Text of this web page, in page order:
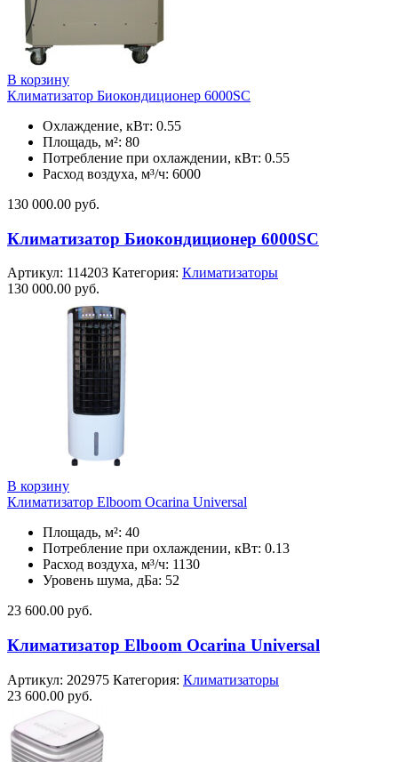
В корзину
Климатизатор Биокондиционер 6000SC
Охлаждение, кВт: 0.55
Площадь, м²: 80
Потребление при охлаждении, кВт: 0.55
Расход воздуха, м³/ч: 6000
130 000.00 руб.
Климатизатор Биокондиционер 6000SC
Артикул: 114203 Категория: Климатизаторы
130 000.00 руб.
В корзину
Климатизатор Elboom Ocarina Universal
Площадь, м²: 40
Потребление при охлаждении, кВт: 0.13
Расход воздуха, м³/ч: 1130
Уровень шума, дБа: 52
23 600.00 руб.
Климатизатор Elboom Ocarina Universal
Артикул: 202975 Категория: Климатизаторы
23 600.00 руб.